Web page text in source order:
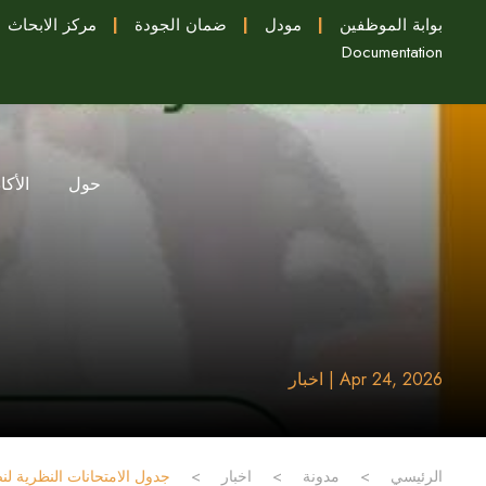
بوابة الموظفين | مودل | ضمان الجودة |
مركز الابحاث
Documentation
حول
Apr 24, 2026 | اخبار
الرئيسي > مدونة > اخبار > جدول الامتحانات النظرية